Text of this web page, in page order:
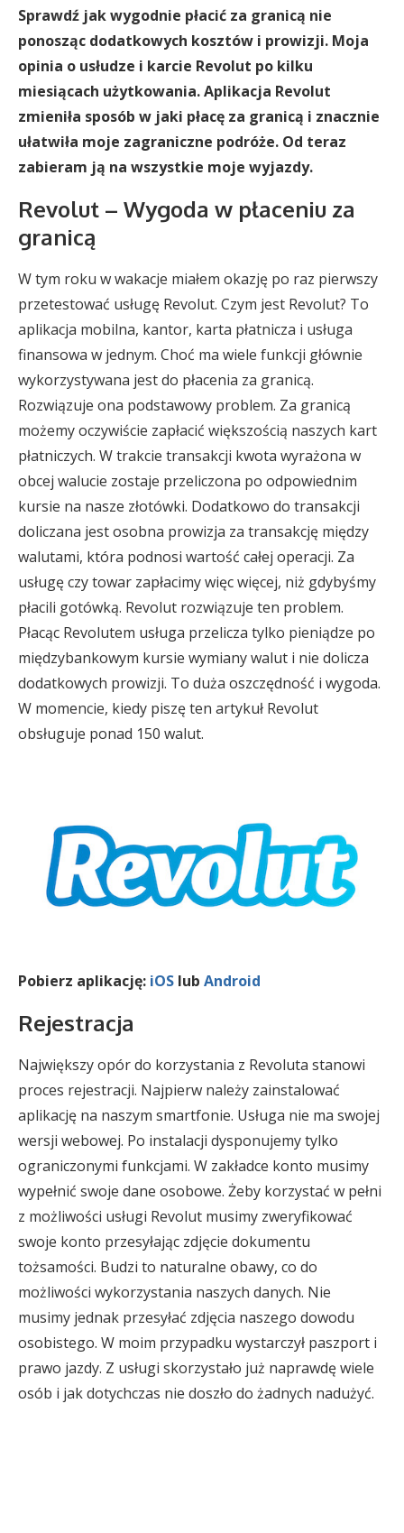
Sprawdź jak wygodnie płacić za granicą nie
ponosząc dodatkowych kosztów i prowizji. Moja
opinia o usłudze i karcie Revolut po kilku
miesiącach użytkowania. Aplikacja Revolut
zmieniła sposób w jaki płacę za granicą i znacznie
ułatwiła moje zagraniczne podróże. Od teraz
zabieram ją na wszystkie moje wyjazdy.
Revolut – Wygoda w płaceniu za
granicą
W tym roku w wakacje miałem okazję po raz pierwszy
przetestować usługę Revolut. Czym jest Revolut? To
aplikacja mobilna, kantor, karta płatnicza i usługa
finansowa w jednym. Choć ma wiele funkcji głównie
wykorzystywana jest do płacenia za granicą.
Rozwiązuje ona podstawowy problem. Za granicą
możemy oczywiście zapłacić większością naszych kart
płatniczych. W trakcie transakcji kwota wyrażona w
obcej walucie zostaje przeliczona po odpowiednim
kursie na nasze złotówki. Dodatkowo do transakcji
doliczana jest osobna prowizja za transakcję między
walutami, która podnosi wartość całej operacji. Za
usługę czy towar zapłacimy więc więcej, niż gdybyśmy
płacili gotówką. Revolut rozwiązuje ten problem.
Płacąc Revolutem usługa przelicza tylko pieniądze po
międzybankowym kursie wymiany walut i nie dolicza
dodatkowych prowizji. To duża oszczędność i wygoda.
W momencie, kiedy piszę ten artykuł Revolut
obsługuje ponad 150 walut.
Pobierz aplikację: iOS lub Android
Rejestracja
Największy opór do korzystania z Revoluta stanowi
proces rejestracji. Najpierw należy zainstalować
aplikację na naszym smartfonie. Usługa nie ma swojej
wersji webowej. Po instalacji dysponujemy tylko
ograniczonymi funkcjami. W zakładce konto musimy
wypełnić swoje dane osobowe. Żeby korzystać w pełni
z możliwości usługi Revolut musimy zweryfikować
swoje konto przesyłając zdjęcie dokumentu
tożsamości. Budzi to naturalne obawy, co do
możliwości wykorzystania naszych danych. Nie
musimy jednak przesyłać zdjęcia naszego dowodu
osobistego. W moim przypadku wystarczył paszport i
prawo jazdy. Z usługi skorzystało już naprawdę wiele
osób i jak dotychczas nie doszło do żadnych nadużyć.